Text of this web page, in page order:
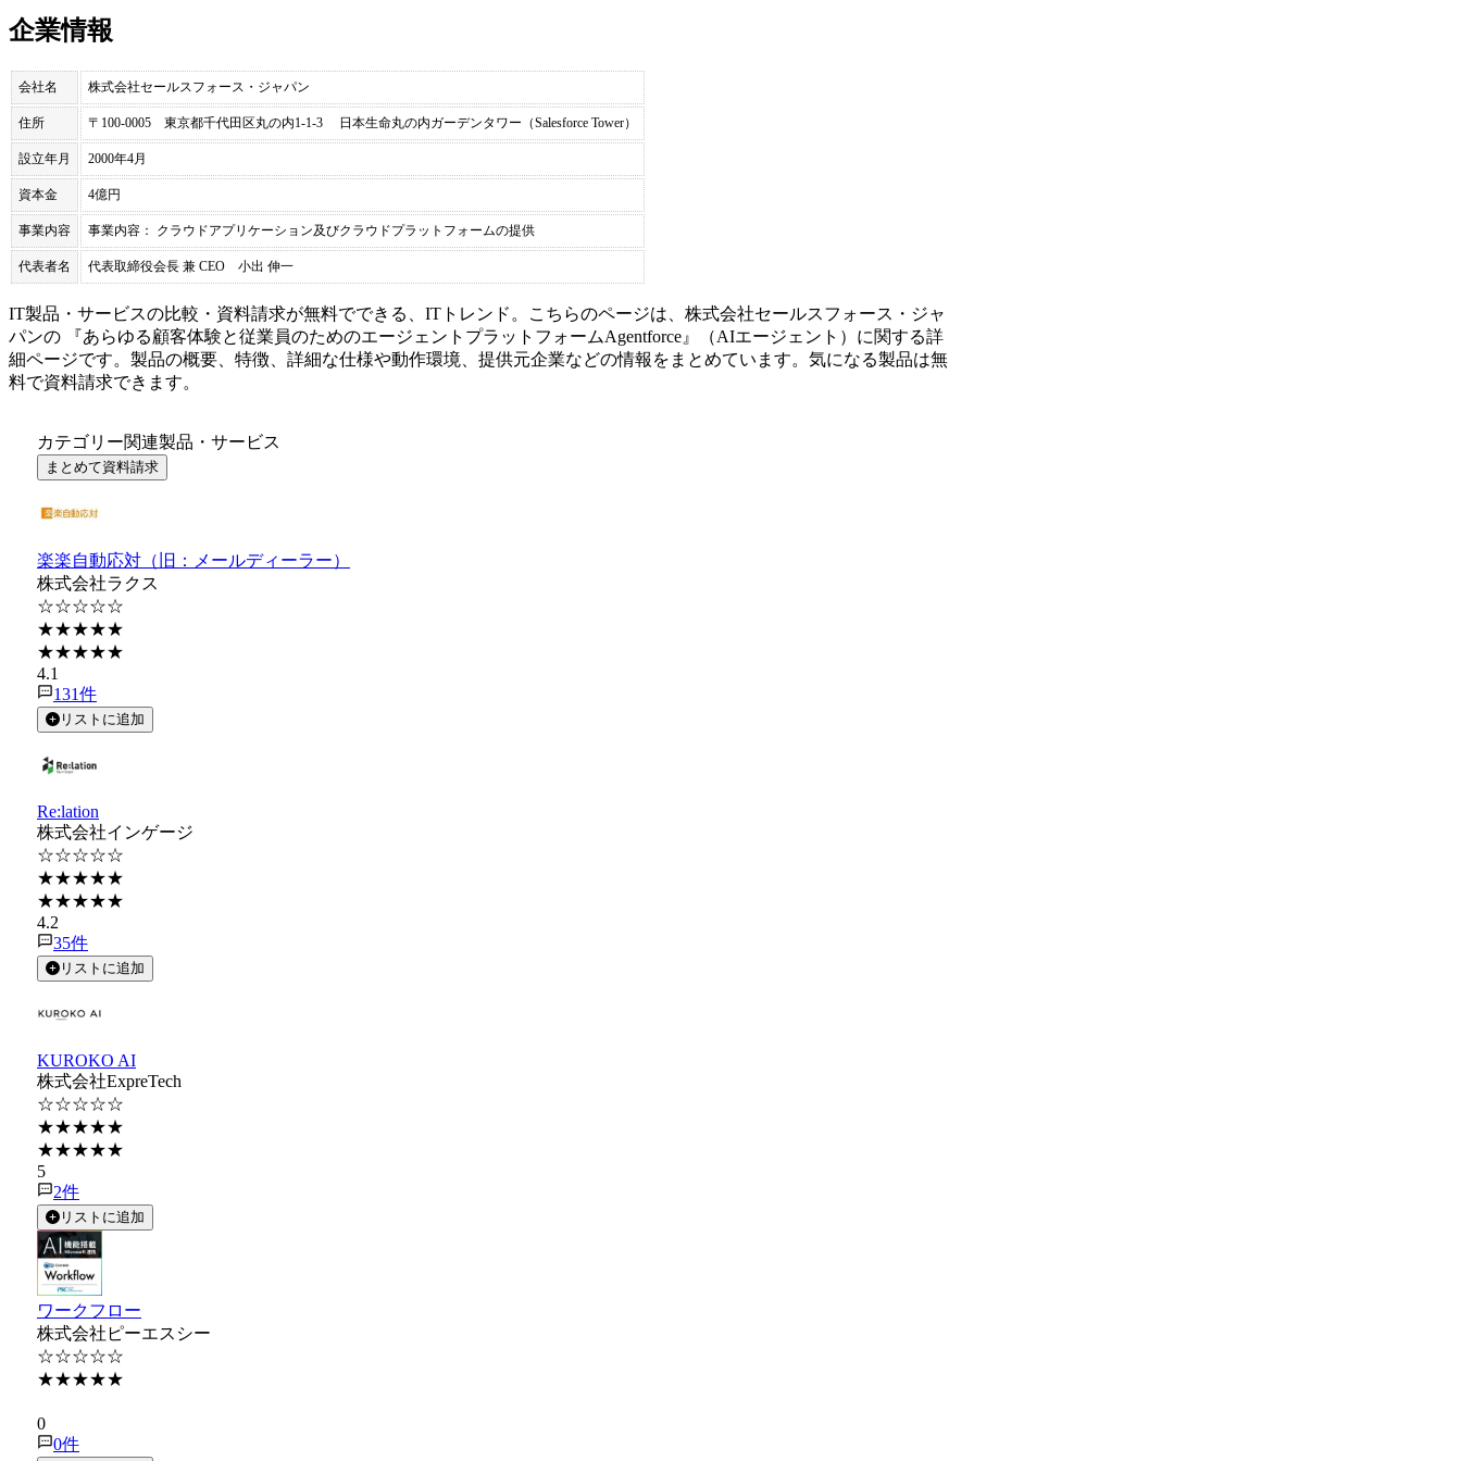
企業情報
会社名 株式会社セールスフォース・ジャパン
住所 〒100-0005 東京都千代田区丸の内1-1-3 日本生命丸の内ガーデンタワー（Salesforce Tower）
設立年月 2000年4月
資本金 4億円
事業内容 事業内容： クラウドアプリケーション及びクラウドプラットフォームの提供
代表者名 代表取締役会長 兼 CEO 小出 伸一
IT製品・サービスの比較・資料請求が無料でできる、ITトレンド。こちらのページは、 株式会社セールスフォース・ジャ
パンの 『あらゆる顧客体験と従業員のためのエージェントプラットフォームAgentforce』（AIエージェント ）に関する詳
細ページです。製品の概要、特徴、詳細な仕様や動作環境、提供元企業などの情報をまとめています。気になる製品は無
料で資料請求できます。
カテゴリー関連製品・サービス
まとめて資料請求
楽楽自動応対（旧：メールディーラー）
株式会社ラクス
☆☆☆☆☆
★★★★★
★★★★★
4.1
131件
リストに追加
Re:lation
株式会社インゲージ
☆☆☆☆☆
★★★★★
★★★★★
4.2
35件
リストに追加
KUROKO AI
株式会社ExpreTech
☆☆☆☆☆
★★★★★
★★★★★
5
2件
リストに追加
ワークフロー
株式会社ピーエスシー
☆☆☆☆☆
★★★★★
0
0件